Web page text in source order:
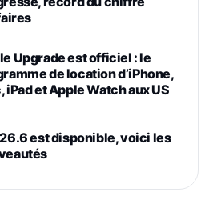
Upgrade est officiel : le
de location d’iPhone,
iPad et Apple Watch aux US
est disponible, voici les